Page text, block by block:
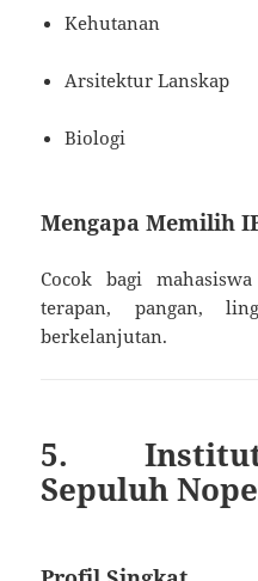
Kehutanan
Arsitektur Lanskap
Biologi
Mengapa Memilih
Cocok bagi
terapan, pangan,
berkelanjutan.
5.
Sepuluh